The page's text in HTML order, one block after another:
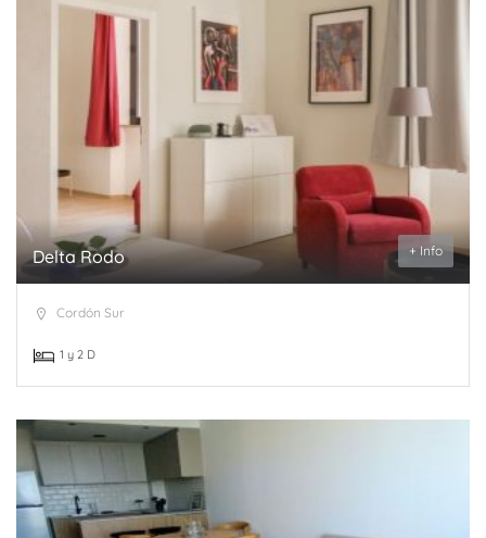
Delta Rodo + Info
Cordón Sur
1 y 2 D